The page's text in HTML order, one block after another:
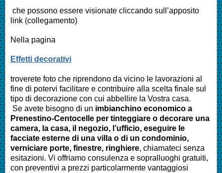
che possono essere visionate cliccando sull’apposito
link (collegamento)
Nella pagina
Effetti decorativi
troverete foto che riprendono da vicino le lavorazioni al
fine di potervi facilitare e contribuire alla scelta finale sul
tipo di decorazione con cui abbellire la Vostra casa.
Se avete bisogno di un imbianchino economico a
Prenestino-Centocelle per tinteggiare o decorare una
camera, la casa, il negozio, l’ufficio, eseguire le
facciate esterne di una villa o di un condominio,
verniciare porte, finestre, ringhiere, chiamateci senza
esitazioni. Vi offriamo consulenza e sopralluoghi gratuiti,
con preventivi a prezzi particolarmente vantaggiosi